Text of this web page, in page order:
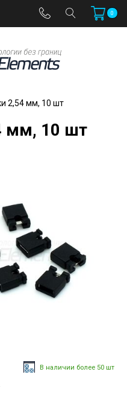
0
2,54 мм, 10 шт
мм, 10 шт
В наличии более 50 шт